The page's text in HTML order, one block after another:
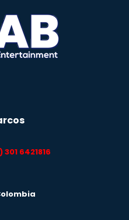
301 6421816